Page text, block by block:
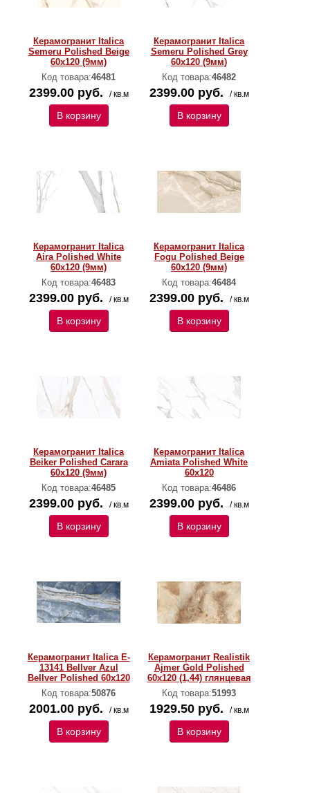
Керамогранит Italica
Semeru Polished Beige
60х120 (9мм)
Код товара:46481
2399.00 руб. / кв.м
В корзину
Керамогранит Italica
Semeru Polished Grey
60х120 (9мм)
Код товара:46482
2399.00 руб. / кв.м
В корзину
Керамогранит Italica
Aira Polished White
60х120 (9мм)
Код товара:46483
2399.00 руб. / кв.м
В корзину
Керамогранит Italica
Fogu Polished Beige
60х120 (9мм)
Код товара:46484
2399.00 руб. / кв.м
В корзину
Керамогранит Italica
Beiker Polished Carara
60х120 (9мм)
Код товара:46485
2399.00 руб. / кв.м
В корзину
Керамогранит Italica
Amiata Polished White
60х120
Код товара:46486
2399.00 руб. / кв.м
В корзину
Керамогранит Italica E-
13141 Bellver Azul
Bellver Polished 60х120
Код товара:50876
2001.00 руб. / кв.м
В корзину
Керамогранит Realistik
Ajmer Gold Polished
60x120 (1,44) глянцевая
Код товара:51993
1929.50 руб. / кв.м
В корзину